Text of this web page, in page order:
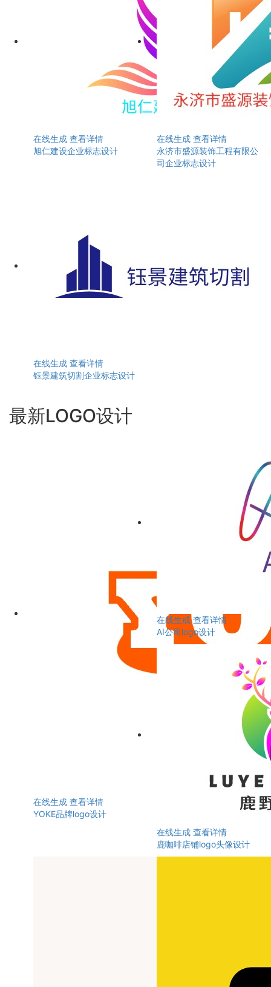
在线生成 查看详情
旭仁建设企业标志设计
在线生成 查看详情
永济市盛源装饰工程有限公
司企业标志设计
在线生成 查看详情
钰景建筑切割企业标志设计
最新LOGO设计
在线生成 查看详情
YOKE品牌logo设计
在线生成 查看详情
AI公司logo设计
在线生成 查看详情
鹿咖啡店铺logo头像设计